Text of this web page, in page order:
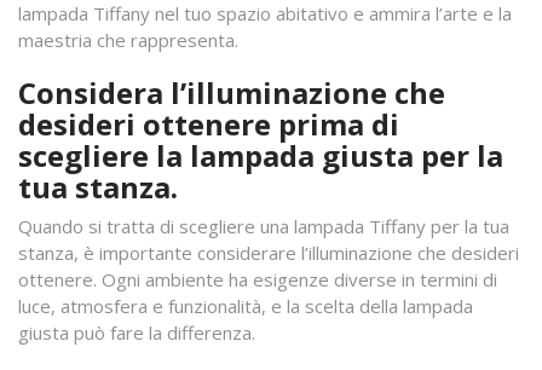
lampada Tiffany nel tuo spazio abitativo e ammira l’arte e la
maestria che rappresenta.
Considera l’illuminazione che
desideri ottenere prima di
scegliere la lampada giusta per la
tua stanza.
Quando si tratta di scegliere una lampada Tiffany per la tua
stanza, è importante considerare l’illuminazione che desideri
ottenere. Ogni ambiente ha esigenze diverse in termini di
luce, atmosfera e funzionalità, e la scelta della lampada
giusta può fare la differenza.